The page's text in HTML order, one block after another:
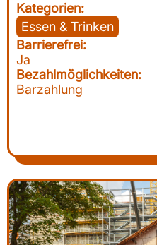
Kategorien:
Essen & Trinken
Barrierefrei:
Ja
Bezahlmöglichkeiten:
Barzahlung